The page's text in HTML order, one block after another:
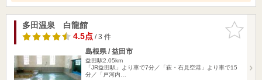
お気に入
りに追加
多田温泉 白龍館
4.5点/ 3 件
島根県 / 益田市
益田駅2.05km
「JR益田駅」より車で7分／「萩・石見空港」より車で15
分／「戸河内…